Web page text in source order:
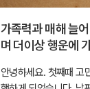
가족력과 매해 늘
며 더이상 행운에
안녕하세요. 첫째때 고